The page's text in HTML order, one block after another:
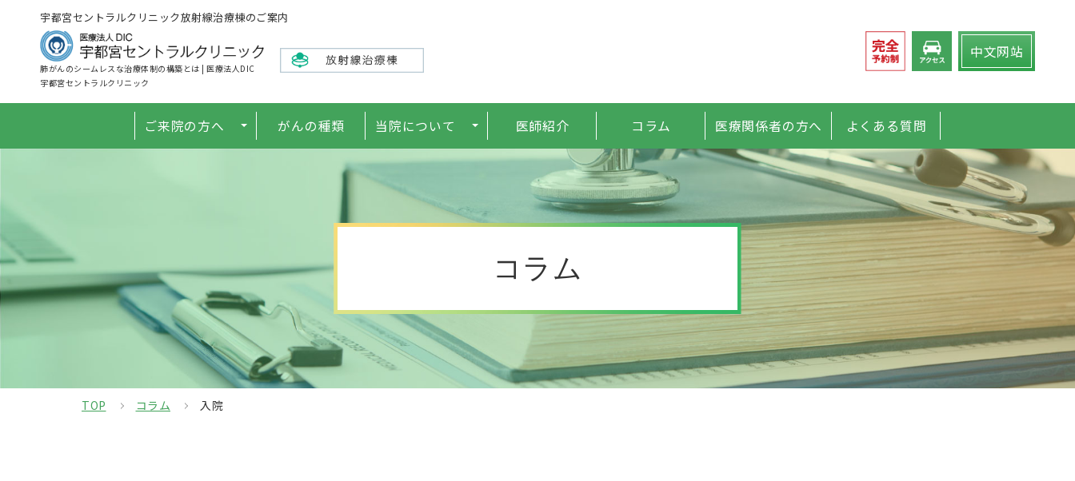
宇都宮セントラルクリニック放射線治療棟のご案内
肺がんのシームレスな治療体制の構築とは | 医療法人DIC
宇都宮セントラルクリニック
中文网站
ご来院の方へ
初診・かかりつけ医から紹介された方
がんの種類 当院について 医師紹介 コラム 医療関係者の方へ よくある質問
コラム
TOP コラム 入院